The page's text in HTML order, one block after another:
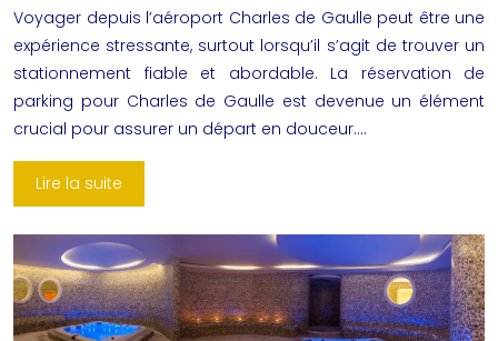
Voyager depuis l’aéroport Charles de Gaulle peut être une
expérience stressante, surtout lorsqu’il s’agit de trouver un
stationnement fiable et abordable. La réservation de
parking pour Charles de Gaulle est devenue un élément
crucial pour assurer un départ en douceur….
Lire la suite